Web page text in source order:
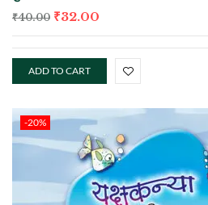
₹40.00 ₹32.00
ADD TO CART
-20%